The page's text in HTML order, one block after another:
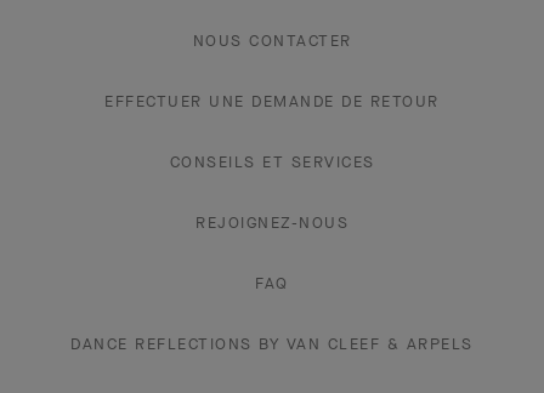
NOUS CONTACTER
EFFECTUER UNE DEMANDE DE RETOUR
CONSEILS ET SERVICES
REJOIGNEZ-NOUS
FAQ
DANCE REFLECTIONS BY VAN CLEEF & ARPELS